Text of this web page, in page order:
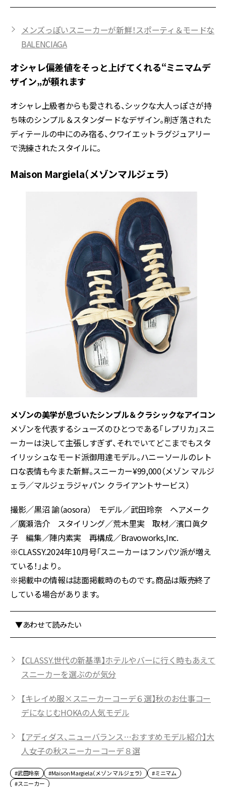
メンズっぽいスニーカーが新鮮！スポーティ＆モードな
BALENCIAGA
オシャレ偏差値をそっと上げてくれる“ミニマムデ
ザイン„が頼れます
オシャレ上級者からも愛される、シックな大人っぽさが持
ち味のシンプル＆スタンダードなデザイン。削ぎ落された
ディテールの中にのみ宿る、クワイエットラグジュアリー
で洗練されたスタイルに。
Maison Margiela（メゾンマルジェラ）
メゾンの美学が息づいたシンプル＆クラシックなアイコン
メゾンを代表するシューズのひとつである「レプリカ」スニ
ーカーは決して主張しすぎず、それでいてどこまでもスタ
イリッシュなモード派御用達モデル。ハニーソールのレト
ロな表情も今また新鮮。スニーカー¥99,000（メゾン マルジ
ェラ／マルジェラジャパン クライアントサービス）
撮影／黒沼 諭（aosora） モデル／武田玲奈 ヘアメーク
／廣瀬浩介 スタイリング／荒木里実 取材／濱口眞夕
子 編集／陣内素実 再構成／Bravoworks,Inc.
※CLASSY.2024年10月号「スニーカーはフンパツ派が増え
ている！」より。
※掲載中の情報は誌面掲載時のものです。商品は販売終了
している場合があります。
▼あわせて読みたい
【CLASSY.世代の新基準】ホテルやバーに行く時もあえて
スニーカーを選ぶのが気分
【キレイめ服×スニーカーコーデ６選】秋のお仕事コー
デになじむHOKAの人気モデル
【アディダス、ニューバランス…おすすめモデル紹介】大
人女子の秋スニーカーコーデ８選
#武田玲奈 #Maison Margiela（メゾン マルジェラ）
#ミニマム
#スニーカー